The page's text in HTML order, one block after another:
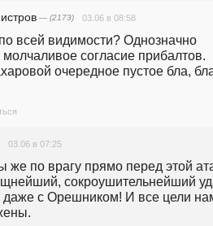
— (2173) 03.06 в 08:58
всей видимости? Однозначно
молчаливое согласие прибалтов.
очередное пустое бла,
03.06 в 07:25
же по врагу прямо перед этой
сокроушительнейший
даже с Орешником! И все цели